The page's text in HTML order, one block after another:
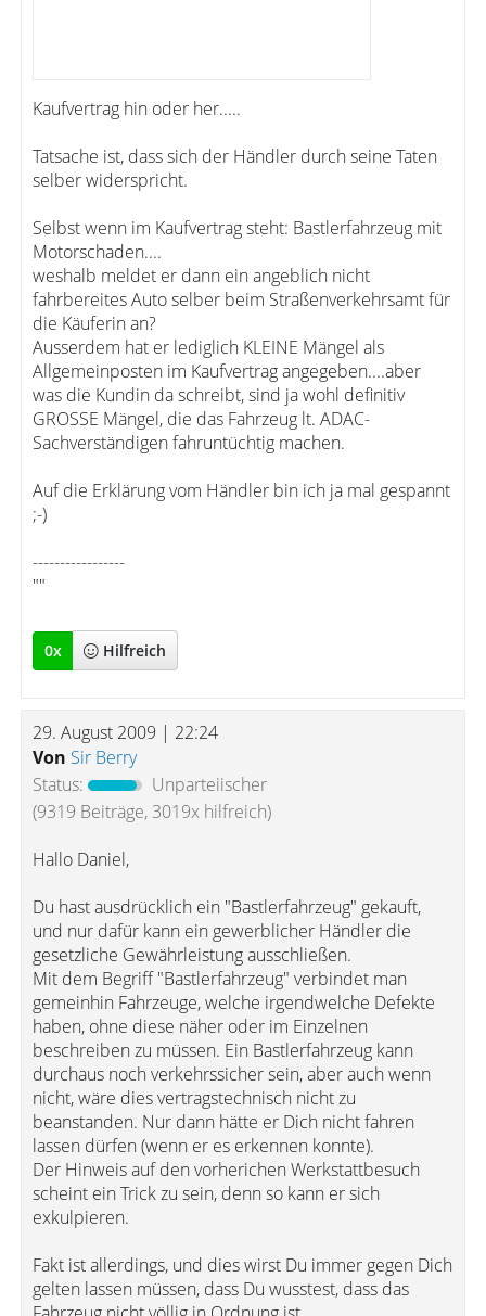
Kaufvertrag hin oder her.....
Tatsache ist, dass sich der Händler durch seine Taten
selber widerspricht.
Selbst wenn im Kaufvertrag steht: Bastlerfahrzeug mit
Motorschaden....
weshalb meldet er dann ein angeblich nicht
fahrbereites Auto selber beim Straßenverkehrsamt für
die Käuferin an?
Ausserdem hat er lediglich KLEINE Mängel als
Allgemeinposten im Kaufvertrag angegeben....aber
was die Kundin da schreibt, sind ja wohl definitiv
GROSSE Mängel, die das Fahrzeug lt. ADAC-
Sachverständigen fahruntüchtig machen.
Auf die Erklärung vom Händler bin ich ja mal gespannt
;-)
-----------------
""
0x Hilfreich
29. August 2009 | 22:24
Von Sir Berry
Status:
Unparteiischer
(9319 Beiträge, 3019x hilfreich)
Hallo Daniel,
Du hast ausdrücklich ein "Bastlerfahrzeug" gekauft,
und nur dafür kann ein gewerblicher Händler die
gesetzliche Gewährleistung ausschließen.
Mit dem Begriff "Bastlerfahrzeug" verbindet man
gemeinhin Fahrzeuge, welche irgendwelche Defekte
haben, ohne diese näher oder im Einzelnen
beschreiben zu müssen. Ein Bastlerfahrzeug kann
durchaus noch verkehrssicher sein, aber auch wenn
nicht, wäre dies vertragstechnisch nicht zu
beanstanden. Nur dann hätte er Dich nicht fahren
lassen dürfen (wenn er es erkennen konnte).
Der Hinweis auf den vorherichen Werkstattbesuch
scheint ein Trick zu sein, denn so kann er sich
exkulpieren.
Fakt ist allerdings, und dies wirst Du immer gegen Dich
gelten lassen müssen, dass Du wusstest, dass das